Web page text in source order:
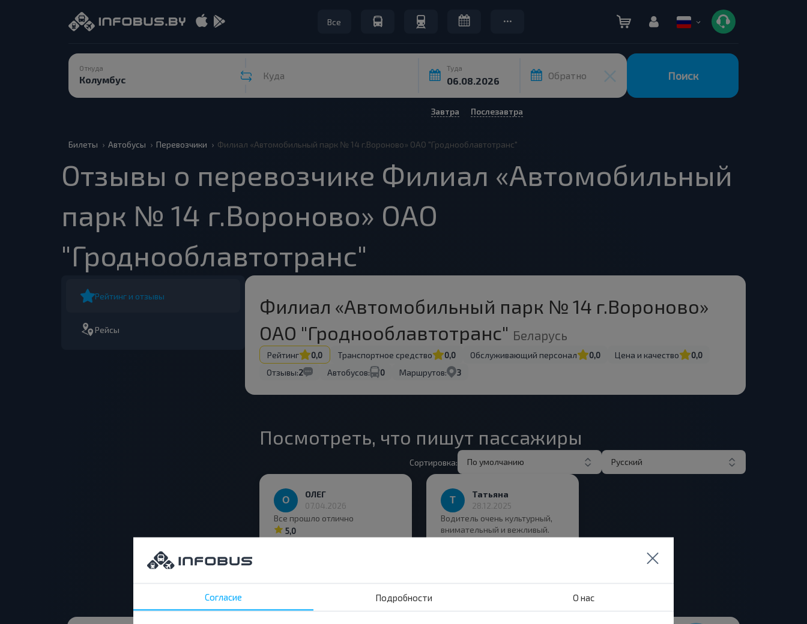
Все
Откуда
Куда
Туда
Обратно Поиск
Завтра Послезавтра
Билеты Автобусы Перевозчики Филиал «Автомобильный парк № 14 г.Вороново» ОАО "Гроднооблавтотранс"
Отзывы о перевозчике Филиал «Автомобильный
парк № 14 г.Вороново» ОАО
"Гроднооблавтотранс"
Рейтинг и отзывы
Рейсы
Филиал «Автомобильный парк № 14 г.Вороново»
ОАО "Гроднооблавтотранс" Беларусь
Рейтинг 0,0 Транспортное средство 0,0 Обслуживающий персонал 0,0 Цена и качество
0,0
Отзывы:2 Автобусов: 0 Маршрутов: 3
Посмотреть, что пишут пассажиры
Сортировка: По умолчанию Русский
ОЛЕГ
07.04.2026
Все прошло отлично
5,0
Татьяна
28.12.2025
Водитель очень культурный,
внимательный и вежливый.
Всем бы быть такими
Согласие Подробности О нас